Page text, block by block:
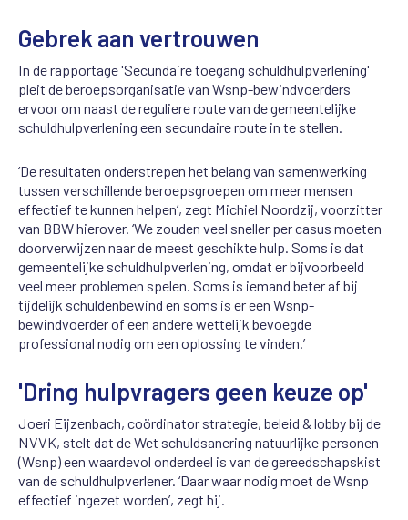
Gebrek aan vertrouwen
In de rapportage 'Secundaire toegang schuldhulpverlening'
pleit de beroepsorganisatie van Wsnp-bewindvoerders
ervoor om naast de reguliere route van de gemeentelijke
schuldhulpverlening een secundaire route in te stellen.
‘Deresultaten onderstrepen het belang van samenwerking
tussen verschillende beroepsgroepen om meer mensen
effectief te kunnen helpen’, zegt Michiel Noordzij, voorzitter
van BBW hierover. ‘We zouden veel sneller per casus moeten
doorverwijzen naar de meest geschikte hulp. Soms is dat
gemeentelijke schuldhulpverlening, omdat er bijvoorbeeld
veel meer problemen spelen. Soms is iemand beter af bij
tijdelijk schuldenbewind en soms is er een Wsnp-
bewindvoerder of een andere wettelijk bevoegde
professional nodig om een oplossing te vinden.’
'Dring hulpvragers geen keuze op'
Joeri Eijzenbach, coördinator strategie, beleid & lobby bij de
NVVK, stelt dat de Wet schuldsanering natuurlijke personen
(Wsnp) een waardevol onderdeel is van de gereedschapskist
van de schuldhulpverlener. ‘Daar waar nodig moet de Wsnp
effectief ingezet worden’, zegt hij.